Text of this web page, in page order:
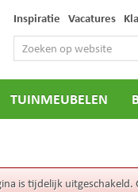
Inspiratie Vacatures
TUINMEUBELEN
is tijdelijk uitgeschakeld.